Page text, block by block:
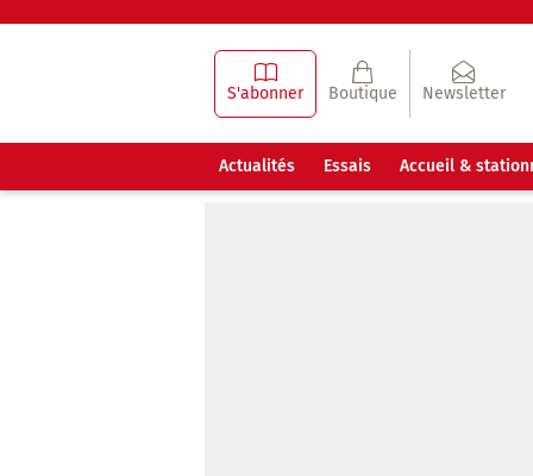
S'abonner Boutique Newsletter
Actualités Essais Accueil &